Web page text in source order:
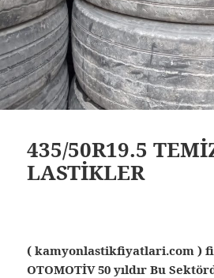
435/50R19.5
LASTİKLER
( kamyonlastikfiyatlari.com )
OTOMOTİV 50 yıldır Bu